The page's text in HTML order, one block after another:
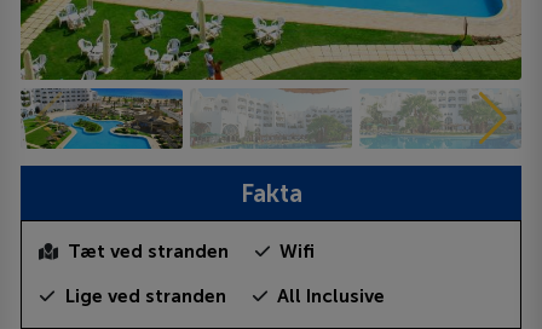
Fakta
Tæt ved stranden Wifi
Lige ved stranden All Inclusive